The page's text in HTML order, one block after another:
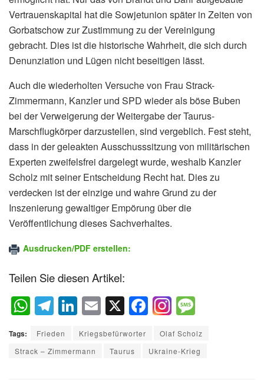
Vertrauenskapital hat die Sowjetunion später in Zeiten von
Gorbatschow zur Zustimmung zu der Vereinigung
gebracht. Dies ist die historische Wahrheit, die sich durch
Denunziation und Lügen nicht beseitigen lässt.
Auch die wiederholten Versuche von Frau Strack-
Zimmermann, Kanzler und SPD wieder als böse Buben
bei der Verweigerung der Weitergabe der Taurus-
Marschflugkörper darzustellen, sind vergeblich. Fest steht,
dass in der geleakten Ausschusssitzung von militärischen
Experten zweifelsfrei dargelegt wurde, weshalb Kanzler
Scholz mit seiner Entscheidung Recht hat. Dies zu
verdecken ist der einzige und wahre Grund zu der
Inszenierung gewaltiger Empörung über die
Veröffentlichung dieses Sachverhaltes.
Ausdrucken/PDF erstellen:
Teilen Sie diesen Artikel:
W
h
at
s
T
el
e
gr
Li
n
k
e
E
m
ail
X F
a
c
e
e
ss
a
Tags: Frieden Kriegsbefürworter
Olaf Scholz
Strack – Zimmermann
Taurus Ukraine-Krieg